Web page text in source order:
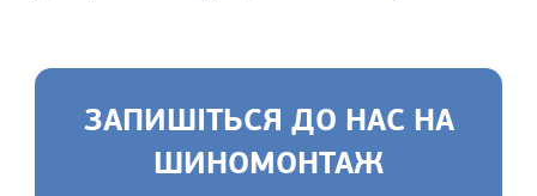
ЗАПИШІТЬСЯ ДО НАС НА
ШИНОМОНТАЖ